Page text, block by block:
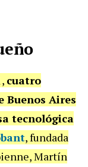
cuatro
Buenos Aires
tecnológica
, fundada
Martín